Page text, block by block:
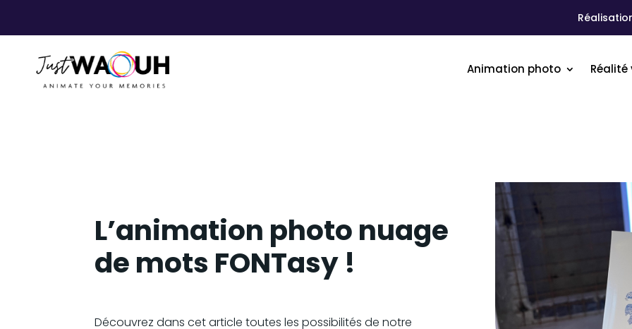
Animation photo
L’animation photo nuage
de mots FONTasy !
Découvrez dans cet article toutes les possibilités de notre